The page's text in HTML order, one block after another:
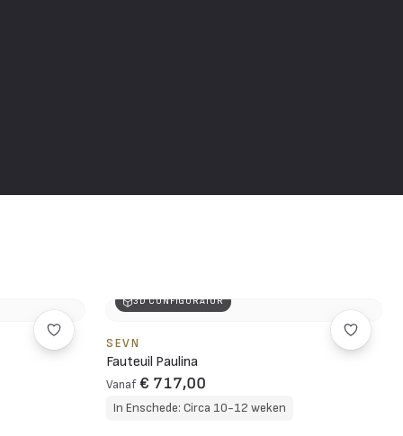
3D CONFIGURATOR
SEVN
Fauteuil Paulina
Vanaf € 717,00
In Enschede: Circa 10-12 weken